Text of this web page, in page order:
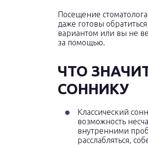
Посещение
даже готовы
вариантом или вы не
за помощью.
ЧТО
СОННИКУ
Классический
возможность
внутренними
расслабляться,